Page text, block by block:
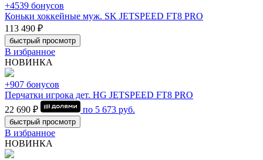
+4539 бонусов
Коньки хоккейные муж. SK JETSPEED FT8 PRO
113 490 ₽
быстрый просмотр
В избранное
НОВИНКА
+907 бонусов
Перчатки игрока дет. HG JETSPEED FT8 PRO
22 690 ₽
по 5 673 руб.
быстрый просмотр
В избранное
НОВИНКА